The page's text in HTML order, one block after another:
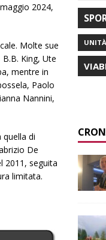
2024,
Molte sue
King, Ute
mentre in
Paolo
Nannini,
di
De
2011, seguita
limitata.